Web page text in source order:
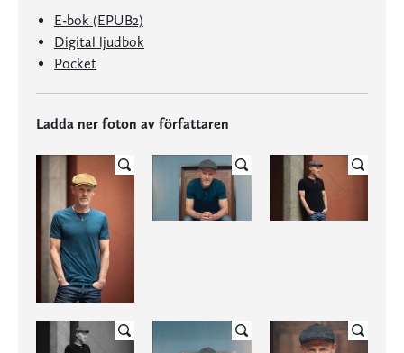
E-bok (EPUB2)
Digital ljudbok
Pocket
Ladda ner foton av författaren